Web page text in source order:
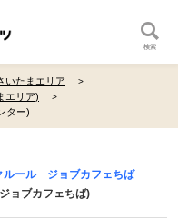
検索
いたまエリア
エリア)
ター)
ルール ジョブカフェちば
ョブカフェちば)